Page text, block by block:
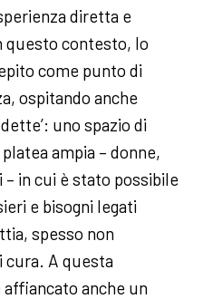
diretta e
questo contesto, lo
come punto di
ospitando anche
uno spazio di
ampia – donne,
in cui è stato possibile
e bisogni legati
spesso non
A questa
anche un